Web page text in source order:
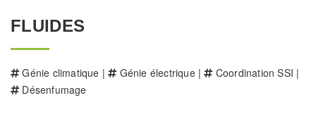
FLUIDES
Génie climatique | Génie électrique |
Coordination SSI |
Désenfumage